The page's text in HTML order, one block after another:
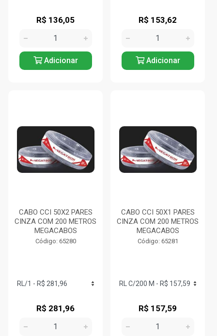
R$ 136,05
Adicionar
R$ 153,62
Adicionar
CABO CCI 50X2 PARES
CINZA COM 200 METROS
MEGACABOS
Código: 65280
R$ 281,96
CABO CCI 50X1 PARES
CINZA COM 200 METROS
MEGACABOS
Código: 65281
R$ 157,59